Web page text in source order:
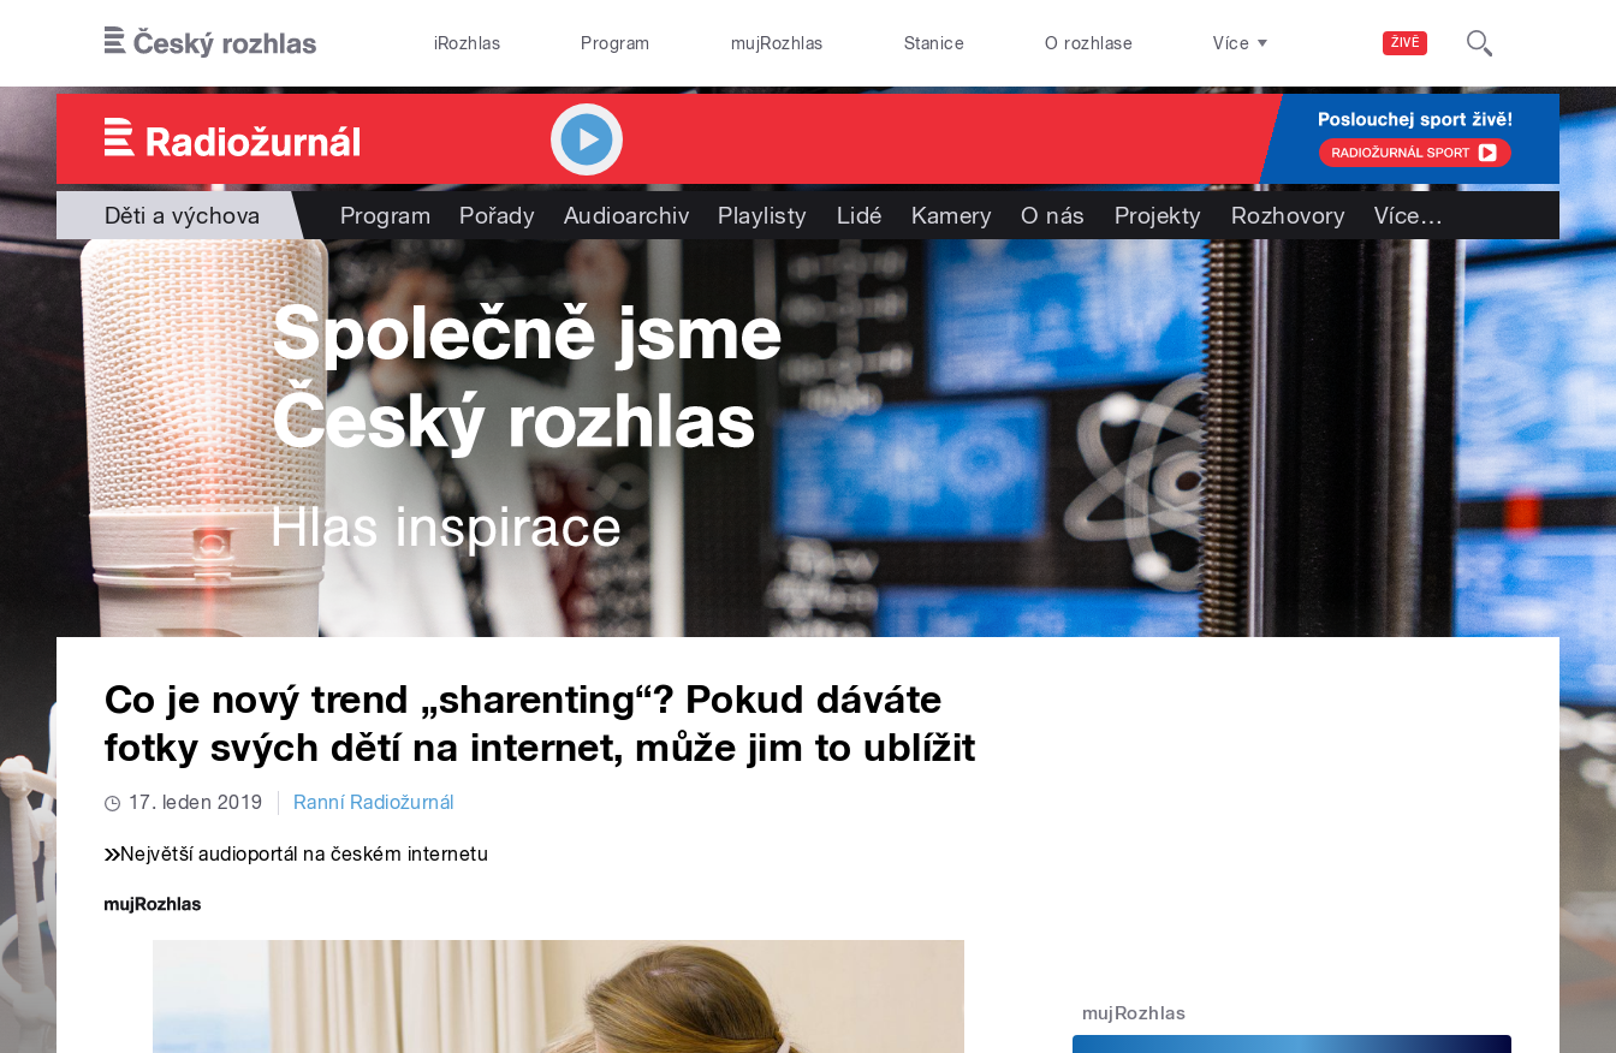
ŽIVĚ
iRozhlas Program mujRozhlas Stanice O rozhlase Více
Děti a výchova Program Pořady Audioarchiv Playlisty Lidé Kamery O nás Projekty Rozhovory Více…
Co je nový trend „sharenting“? Pokud dáváte
fotky svých dětí na internet, může jim to ublížit
17. leden 2019 Ranní Radiožurnál
Největší audioportál na českém internetu
mujRozhlas